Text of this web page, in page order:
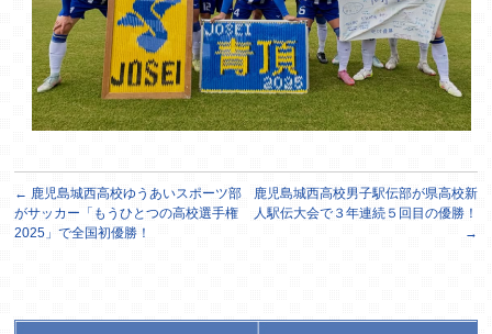
← 鹿児島城西高校ゆうあいスポーツ部
がサッカー「もうひとつの高校選手権
2025」で全国初優勝！
鹿児島城西高校男子駅伝部が県高校新
人駅伝大会で３年連続５回目の優勝！
→